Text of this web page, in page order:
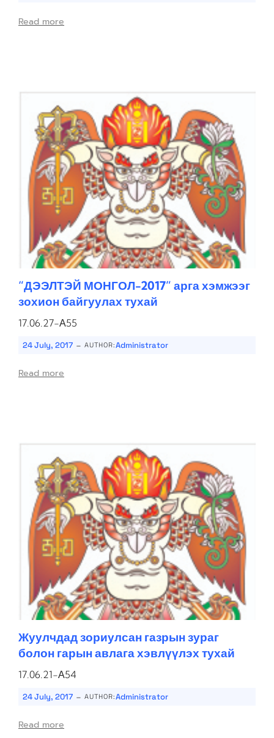
Read more
“ДЭЭЛТЭЙ МОНГОЛ-2017” арга хэмжээг
зохион байгуулах тухай
17.06.27-А55
24 July, 2017 - AUTHOR:Administrator
Read more
Жуулчдад зориулсан газрын зураг
болон гарын авлага хэвлүүлэх тухай
17.06.21-А54
24 July, 2017 - AUTHOR:Administrator
Read more